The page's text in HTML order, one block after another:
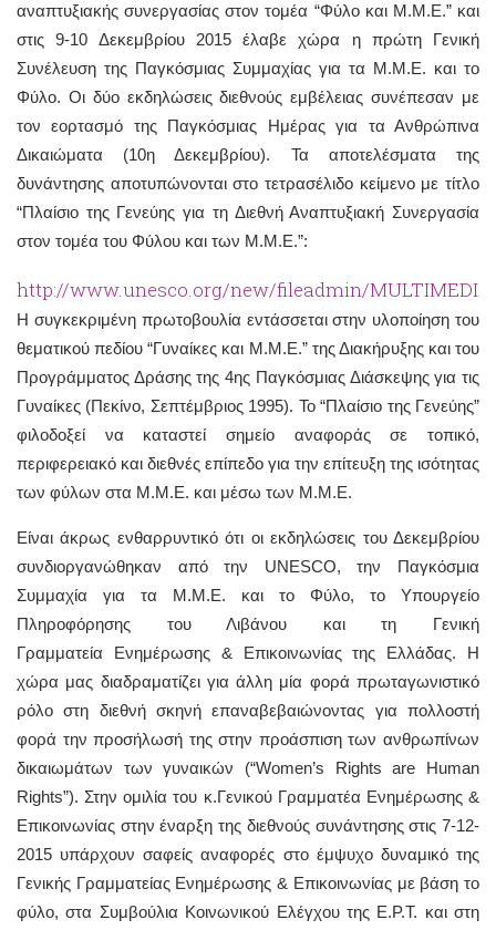
αναπτυξιακής συνεργασίας στον τομέα “Φύλο και Μ.Μ.Ε.” και
στις 9-10 Δεκεμβρίου 2015 έλαβε χώρα η πρώτη Γενική
Συνέλευση της Παγκόσμιας Συμμαχίας για τα Μ.Μ.Ε. και το
Φύλο. Οι δύο εκδηλώσεις διεθνούς εμβέλειας συνέπεσαν με
τον εορτασμό της Παγκόσμιας Ημέρας για τα Ανθρώπινα
Δικαιώματα (10η Δεκεμβρίου). Τα αποτελέσματα της
δυνάντησης αποτυπώνονται στο τετρασέλιδο κείμενο με τίτλο
“Πλαίσιο της Γενεύης για τη Διεθνή Αναπτυξιακή Συνεργασία
στον τομέα του Φύλου και των Μ.Μ.Ε.”:
http://www.unesco.org/new/fileadmin/
Η συγκεκριμένη πρωτοβουλία εντάσσεται στην υλοποίηση του
θεματικού πεδίου “Γυναίκες και Μ.Μ.Ε.” της Διακήρυξης και του
Προγράμματος Δράσης της 4ης Παγκόσμιας Διάσκεψης για τις
Γυναίκες (Πεκίνο, Σεπτέμβριος 1995). Το “Πλαίσιο της Γενεύης”
φιλοδοξεί να καταστεί σημείο αναφοράς σε τοπικό,
περιφερειακό και διεθνές επίπεδο για την επίτευξη της ισότητας
των φύλων στα Μ.Μ.Ε. και μέσω των Μ.Μ.Ε.
Είναι άκρως ενθαρρυντικό ότι οι εκδηλώσεις του Δεκεμβρίου
συνδιοργανώθηκαν από την UNESCO, την Παγκόσμια
Συμμαχία για τα Μ.Μ.Ε. και το Φύλο, το Υπουργείο
Πληροφόρησης του Λιβάνου και τη Γενική
Γραμματεία Ενημέρωσης & Επικοινωνίας της Ελλάδας. Η
χώρα μας διαδραματίζει για άλλη μία φορά πρωταγωνιστικό
ρόλο στη διεθνή σκηνή επαναβεβαιώνοντας για πολλοστή
φορά την προσήλωσή της στην προάσπιση των ανθρωπίνων
δικαιωμάτων των γυναικών (“Women’s Rights are Human
Rights”). Στην ομιλία του κ.Γενικού Γραμματέα Ενημέρωσης &
Επικοινωνίας στην έναρξη της διεθνούς συνάντησης στις 7-12-
2015 υπάρχουν σαφείς αναφορές στο έμψυχο δυναμικό της
Γενικής Γραμματείας Ενημέρωσης & Επικοινωνίας με βάση το
φύλο, στα Συμβούλια Κοινωνικού Ελέγχου της Ε.Ρ.Τ. και στη